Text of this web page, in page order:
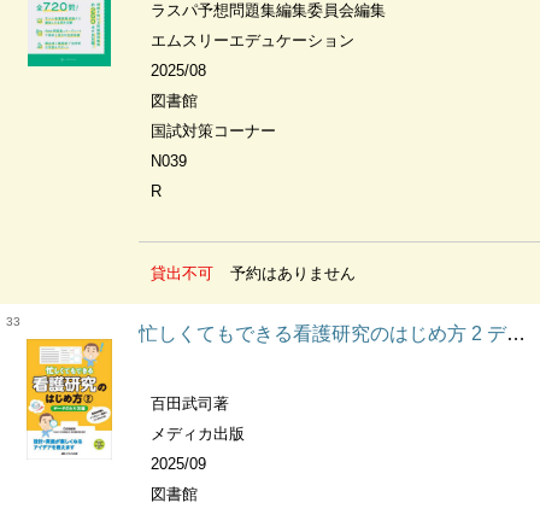
ラスパ予想問題集編集委員会編集
エムスリーエデュケーション
2025/08
図書館
国試対策コーナー
N039
R
貸出不可 予約はありません
33
忙しくてもできる看護研究のはじめ方 2 データのとり方編 質問紙調査&インタビュー調査のコツがわかる!
百田武司著
メディカ出版
2025/09
図書館